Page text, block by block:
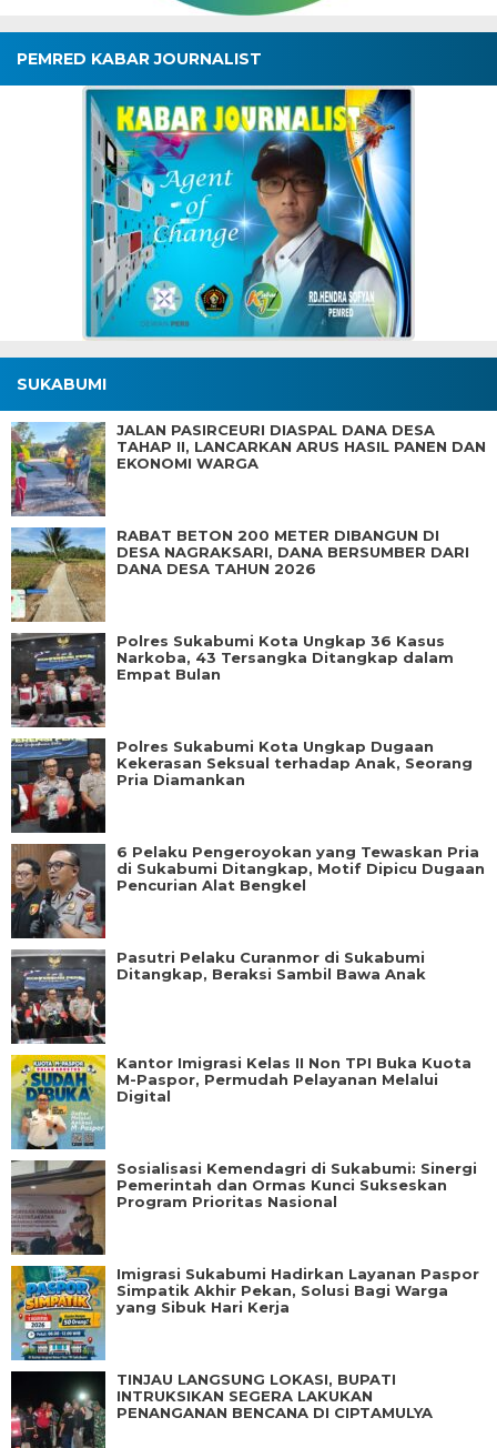
PEMRED KABAR JOURNALIST
SUKABUMI
JALAN PASIRCEURI DIASPAL DANA DESA
TAHAP II, LANCARKAN ARUS HASIL PANEN DAN
EKONOMI WARGA
RABAT BETON 200 METER DIBANGUN DI
DESA NAGRAKSARI, DANA BERSUMBER DARI
DANA DESA TAHUN 2026
Polres Sukabumi Kota Ungkap 36 Kasus
Narkoba, 43 Tersangka Ditangkap dalam
Empat Bulan
Polres Sukabumi Kota Ungkap Dugaan
Kekerasan Seksual terhadap Anak, Seorang
Pria Diamankan
6 Pelaku Pengeroyokan yang Tewaskan Pria
di Sukabumi Ditangkap, Motif Dipicu Dugaan
Pencurian Alat Bengkel
Pasutri Pelaku Curanmor di Sukabumi
Ditangkap, Beraksi Sambil Bawa Anak
Kantor Imigrasi Kelas II Non TPI Buka Kuota
M-Paspor, Permudah Pelayanan Melalui
Digital
Sosialisasi Kemendagri di Sukabumi: Sinergi
Pemerintah dan Ormas Kunci Sukseskan
Program Prioritas Nasional
Imigrasi Sukabumi Hadirkan Layanan Paspor
Simpatik Akhir Pekan, Solusi Bagi Warga
yang Sibuk Hari Kerja
TINJAU LANGSUNG LOKASI, BUPATI
INTRUKSIKAN SEGERA LAKUKAN
PENANGANAN BENCANA DI CIPTAMULYA